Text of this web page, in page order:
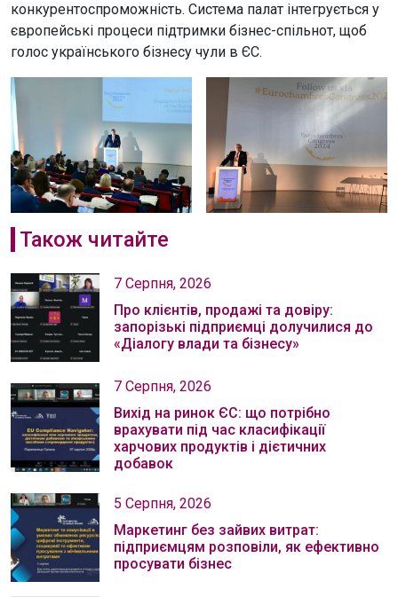
конкурентоспроможність. Система палат інтегрується у
європейські процеси підтримки бізнес-спільнот, щоб
голос українського бізнесу чули в ЄС.
Також читайте
7 Серпня, 2026
Про клієнтів, продажі та довіру:
запорізькі підприємці долучилися до
«Діалогу влади та бізнесу»
7 Серпня, 2026
Вихід на ринок ЄС: що потрібно
врахувати під час класифікації
харчових продуктів і дієтичних
добавок
5 Серпня, 2026
Маркетинг без зайвих витрат:
підприємцям розповіли, як ефективно
просувати бізнес